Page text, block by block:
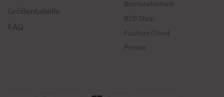
Größentabelle
FAQ
Barrierefreiheit
B2B Shop
Fashion Cloud
Presse